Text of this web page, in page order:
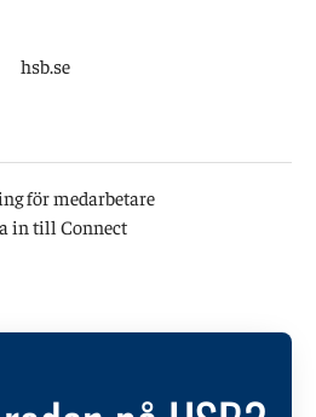
hsb.se
för medarbetare
in till Connect